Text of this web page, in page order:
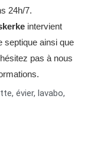
24h/7.
intervient
septique ainsi que
pas à nous
évier, lavabo,